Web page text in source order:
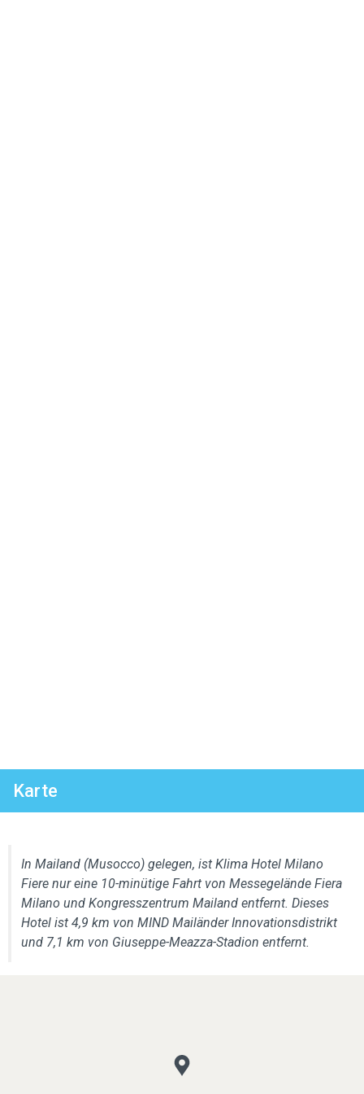
Karte
In Mailand (Musocco) gelegen, ist Klima Hotel Milano
Fiere nur eine 10-minütige Fahrt von Messegelände Fiera
Milano und Kongresszentrum Mailand entfernt. Dieses
Hotel ist 4,9 km von MIND Mailänder Innovationsdistrikt
und 7,1 km von Giuseppe-Meazza-Stadion entfernt.